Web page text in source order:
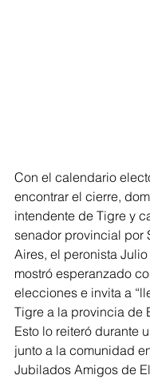
Con el calendario
encontrar el cierre,
intendente de Tigre y
senador provincial por
Aires, el peronista
mostró esperanzado
elecciones e invita a
Tigre a la provincia de
Esto lo reiteró durante
junto a la comunidad
Jubilados Amigos de